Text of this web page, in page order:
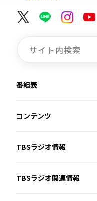
番組表
コンテンツ
TBSラジオ情報
TBSラジオ関連情報